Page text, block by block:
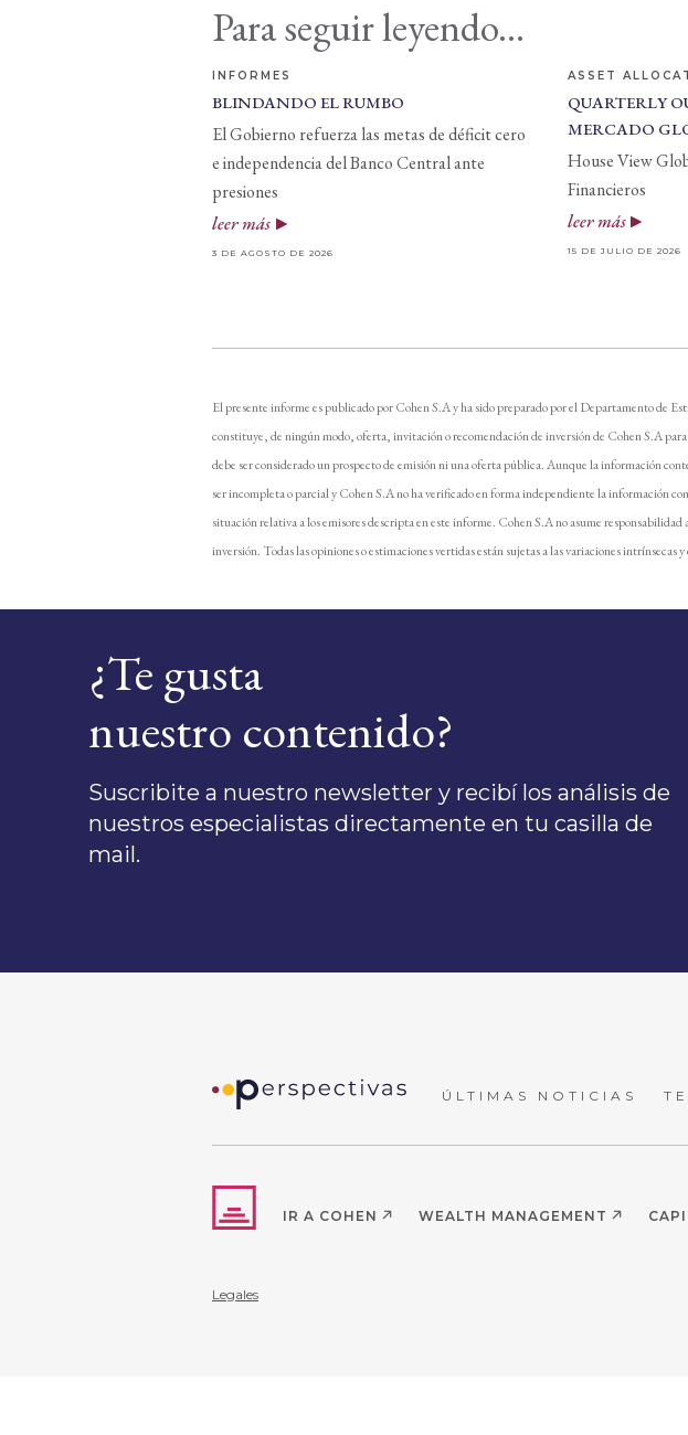
Para seguir leyendo...
INFORMES
BLINDANDO EL RUMBO
El Gobierno refuerza las metas de déficit cero
e independencia del Banco Central ante
presiones
leer más
3 DE AGOSTO DE 2026
ASSET
QUARTERLY
MERCADO
House View
Financieros
leer más
15 DE JULIO DE 2026
El presente informe es publicado por Cohen S.A y ha sido preparado por el Departamento de
constituye, de ningún modo, oferta, invitación o recomendación de inversión de Cohen S.A
debe ser considerado un prospecto de emisión ni una oferta pública. Aunque la información
ser incompleta o parcial y Cohen S.A no ha verificado en forma independiente la información
situación relativa a los emisores descripta en este informe. Cohen S.A no asume
inversión. Todas las opiniones o estimaciones vertidas están sujetas a las variaciones intrínsecas
¿Te gusta
nuestro contenido?
Suscribite a nuestro newsletter y recibí los análisis de
nuestros especialistas directamente en tu casilla de
mail.
ÚLTIMAS NOTICIAS
IR A COHEN WEALTH MANAGEMENT
Legales